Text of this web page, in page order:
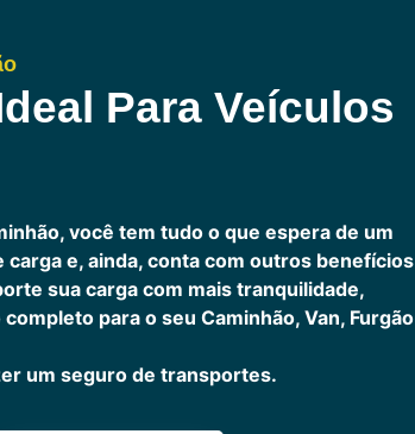
Para Veículos
você tem tudo o que espera de um
e, ainda, conta com outros benefícios
sua carga com mais tranquilidade,
para o seu Caminhão, Van, Furgão
um seguro de transportes.